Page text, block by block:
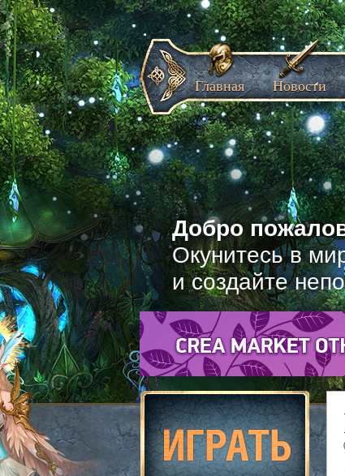
Добро
Окунитесь в
и создайте
Главная Новости